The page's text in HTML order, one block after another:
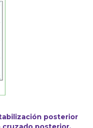
posterior